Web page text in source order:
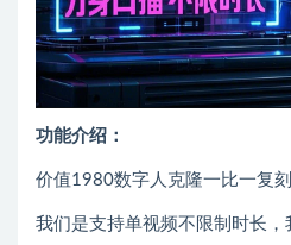
功能介绍：
价值1980数字人克隆一比一复
我们是支持单视频不限制时长